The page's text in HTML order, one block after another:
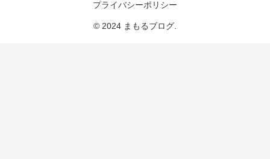
プライバシーポリシー
© 2024 まもるブログ.